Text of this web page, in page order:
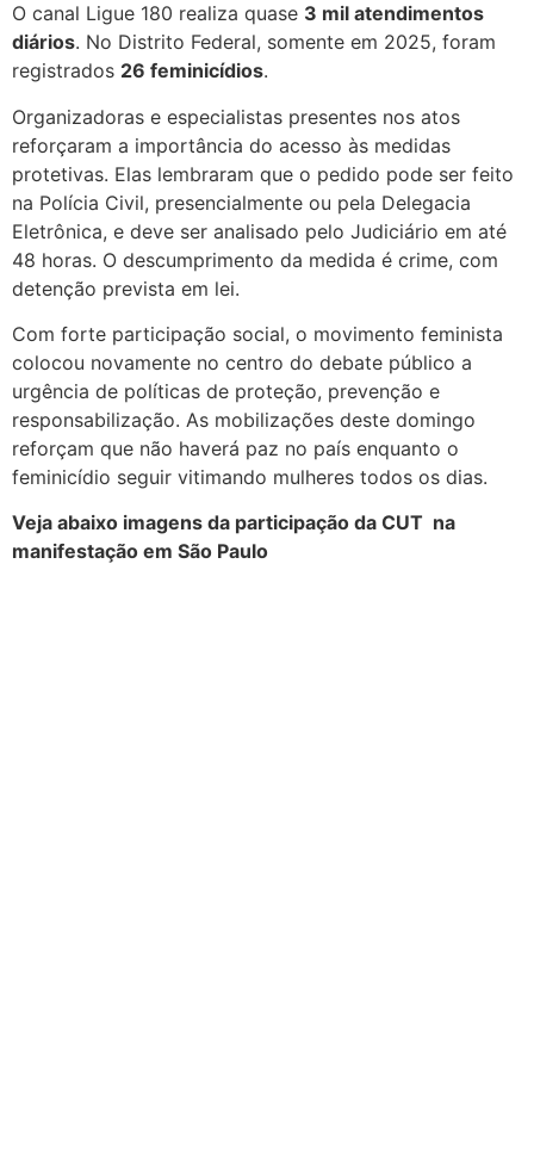
O canal Ligue 180 realiza quase 3 mil atendimentos
diários. No Distrito Federal, somente em 2025, foram
registrados 26 feminicídios.
Organizadoras e especialistas presentes nos atos
reforçaram a importância do acesso às medidas
protetivas. Elas lembraram que o pedido pode ser feito
na Polícia Civil, presencialmente ou pela Delegacia
Eletrônica, e deve ser analisado pelo Judiciário em até
48 horas. O descumprimento da medida é crime, com
detenção prevista em lei.
Com forte participação social, o movimento feminista
colocou novamente no centro do debate público a
urgência de políticas de proteção, prevenção e
responsabilização. As mobilizações deste domingo
reforçam que não haverá paz no país enquanto o
feminicídio seguir vitimando mulheres todos os dias.
Veja abaixo imagens da participação da CUT na
manifestação em São Paulo